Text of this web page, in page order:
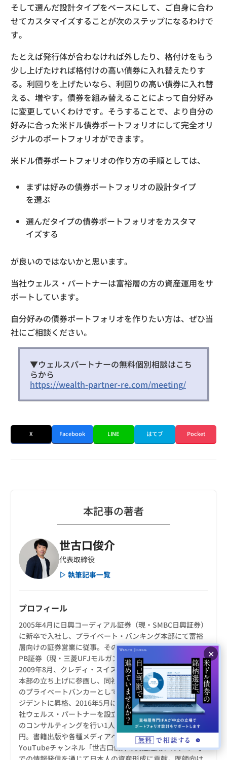
そして選んだ設計タイプをベースにして、ご自身に合わ
せてカスタマイズすることが次のステップになるわけで
す。
たとえば発行体が合わなければ外したり、格付けをもう
少し上げたければ格付けの高い債券に入れ替えたりす
る。利回りを上げたいなら、利回りの高い債券に入れ替
える、増やす。債券を組み替えることによって自分好み
に変更していくわけです。そうすることで、より自分の
好みに合った米ドル債券ポートフォリオにして完全オリ
ジナルのポートフォリオができます。
米ドル債券ポートフォリオの作り方の手順としては、
まずは好みの債券ポートフォリオの設計タイプ
を選ぶ
選んだタイプの債券ポートフォリオをカスタマ
イズする
が良いのではないかと思います。
当社ウェルス・パートナーは富裕層の方の資産運用をサ
ポートしています。
自分好みの債券ポートフォリオを作りたい方は、ぜひ当
社にご相談ください。
▼ウェルスパートナーの無料個別相談はこち
らから
https://wealth-partner-re.com/meeting/
X Facebook LINE はてブ Pocket
本記事の著者
世古口俊介
代表取締役
▷ 執筆記事一覧
プロフィール
2005年4月に日興コーディアル証券（現・SMBC日興証券）
に新卒で入社し、プライベート・バンキング本部にて富裕
層向けの証券営業に従事。その後、三菱UFJメリルリンチ
PB証券（現・三菱UFJモルガンスタンレーPB証券）を経て
2009年8月、クレディ・スイスのプライベートバンキング
本部の立ち上げに参画し、同社の成長に貢献。同社同部門
のプライベートバンカーとして、最年少でヴァイス・プレ
ジデントに昇格、2016年5月に退職。2016年10月に株式会
社ウェルス・パートナーを設立し、代表に就任。超富裕層
のコンサルティングを行い1人での最高預かり残高は400億
円。書籍出版や各種メディアへの寄稿、登録者20万人超の
YouTubeチャンネル「世古口俊介の資産運用アカデミー」
✕